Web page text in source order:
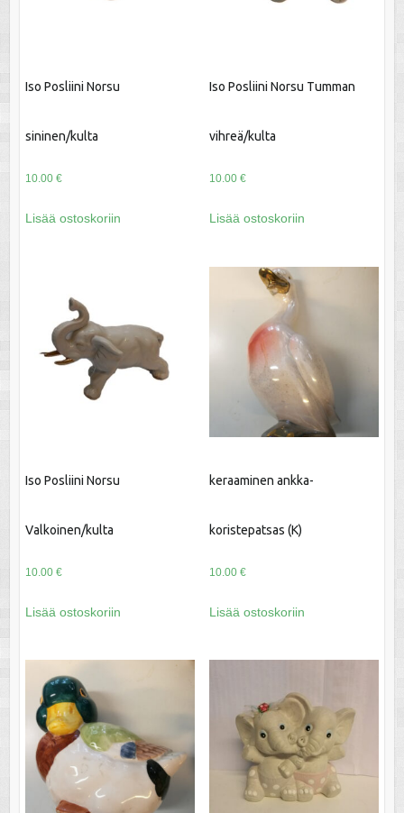
Iso Posliini Norsu
sininen/kulta
10.00 €
Lisää ostoskoriin
Iso Posliini Norsu Tumman
vihreä/kulta
10.00 €
Lisää ostoskoriin
Iso Posliini Norsu
Valkoinen/kulta
10.00 €
Lisää ostoskoriin
keraaminen ankka-
koristepatsas (K)
10.00 €
Lisää ostoskoriin